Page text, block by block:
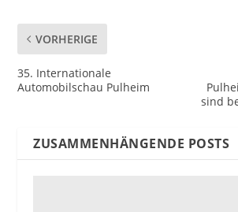
VORHERIGE
35. Internationale
Automobilschau Pulheim
sind
ZUSAMMENHÄNGENDE POSTS